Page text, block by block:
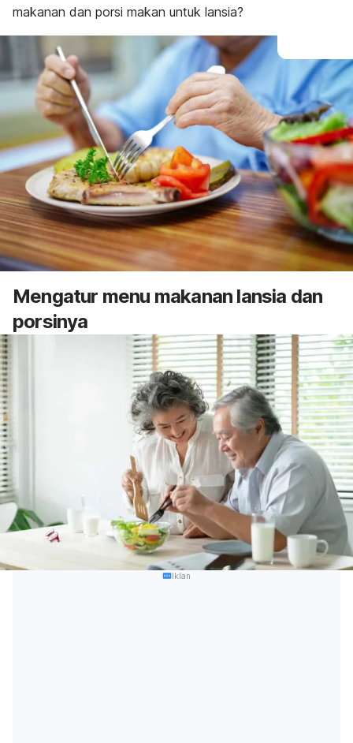
makanan dan porsi makan untuk lansia?
Mengatur menu makanan lansia dan
porsinya
Iklan